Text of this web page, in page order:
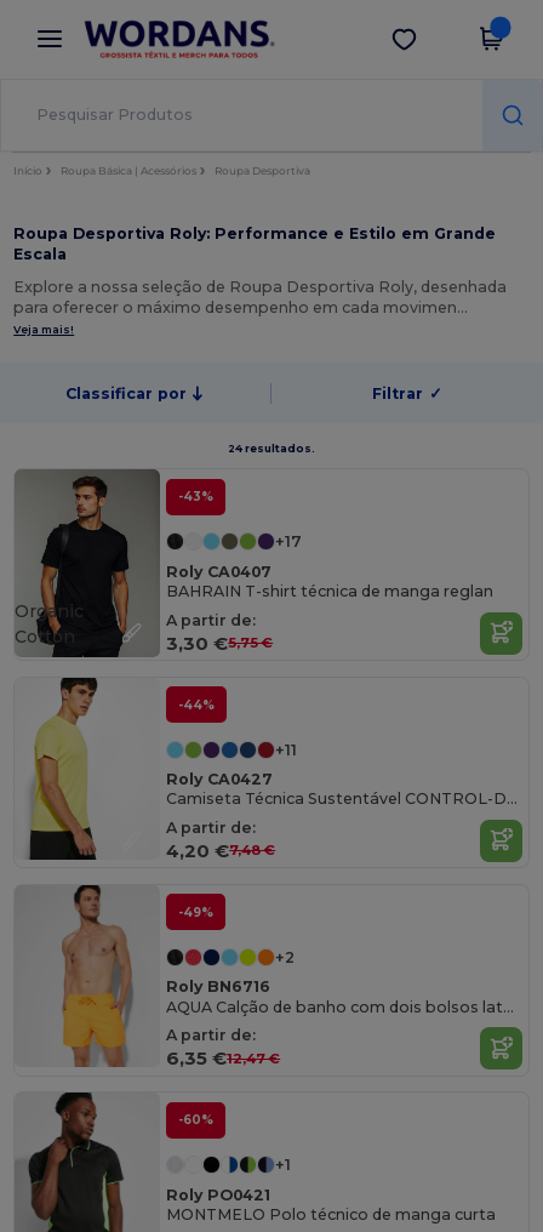
× App Wordans
Melhores preços na app!
Obter app
Início Roupa Básica | Acessórios Roupa Desportiva
Roupa Desportiva Roly: Performance e Estilo em Grande
Escala
Explore a nossa seleção de Roupa Desportiva Roly, desenhada
para oferecer o máximo desempenho em cada movimen…
Veja mais!
Classificar por Filtrar ✓
24 resultados.
-43%
+17
Roly CA0407
BAHRAIN T-shirt técnica de manga reglan
A partir de:
3,30 €5,75 €
Organic
Cotton
-44%
+11
Roly CA0427
Camiseta Técnica Sustentável CONTROL-DRY Reciclada
A partir de:
4,20 €7,48 €
-49%
+2
Roly BN6716
AQUA Calção de banho com dois bolsos laterais
A partir de:
6,35 €12,47 €
-60%
+1
Roly PO0421
MONTMELO Polo técnico de manga curta